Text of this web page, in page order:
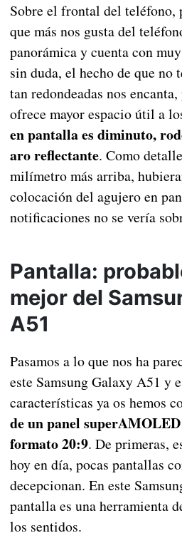
Sobre el frontal del teléfono,
que más nos gusta del
panorámica y cuenta con
sin duda, el hecho de que no
tan redondeadas nos
ofrece mayor espacio útil a
en pantalla es diminuto,
aro reflectante. Como
milímetro más arriba,
colocación del agujero en
notificaciones no se vería
Pantalla:
mejor del
A51
Pasamos a lo que nos ha
este Samsung Galaxy A51 y
características ya os hemos
de un panel
formato 20:9. De primeras,
hoy en día, pocas pantallas
decepcionan. En este
pantalla es una herramienta
los sentidos.